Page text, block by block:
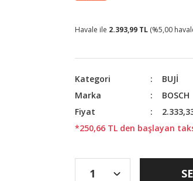
Havale ile 2.393,99 TL (%5,00
Kategori
BUJİ
Marka
BOSCH
Fiyat
*250,66 TL den başlayan